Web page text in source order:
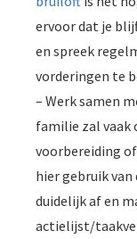
ervoor dat je
en spreek
vorderingen te
– Werk samen
familie zal vaak
voorbereiding
hier gebruik
duidelijk af en
actielijst/